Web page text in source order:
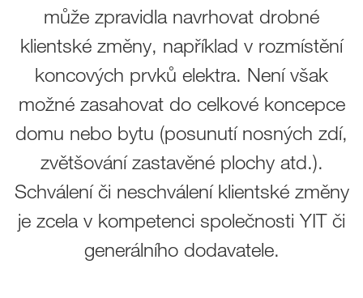
může zpravidla navrhovat drobné
klientské změny, například v rozmístění
koncových prvků elektra. Není však
možné zasahovat do celkové koncepce
domu nebo bytu (posunutí nosných zdí,
zvětšování zastavěné plochy atd.).
Schválení či neschválení klientské změny
je zcela v kompetenci společnosti YIT či
generálního dodavatele.